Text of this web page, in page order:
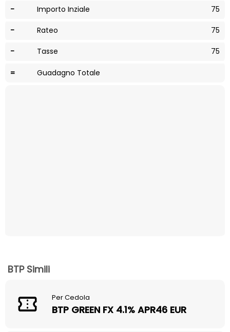
- Importo Inziale 75
- Rateo 75
- Tasse 75
= Guadagno Totale
BTP Simili
Per Cedola
BTP GREEN FX 4.1% APR46 EUR